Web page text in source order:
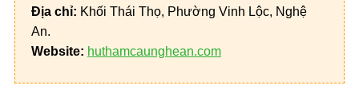
Địa chỉ: Khối Thái Thọ, Phường Vinh Lộc, Nghệ
An.
Website: huthamcaunghean.com